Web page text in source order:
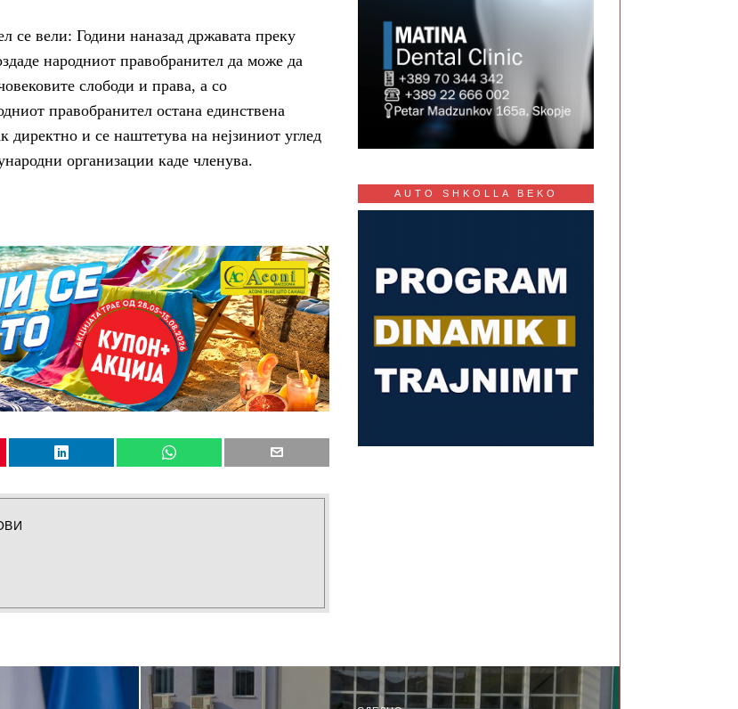
се вели: Години наназад државата преку
народниот правобранител да може да
слободи и права, а со
правобранител остана единствена
директно и се наштетува на нејзиниот углед
организации каде членува.
AUTO SHKOLLA BEKO